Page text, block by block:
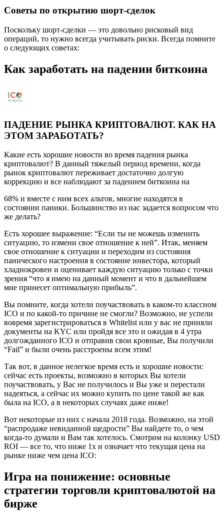
Советы по открытию шорт-сделок
Поскольку шорт-сделки — это довольно рисковый вид
операций, то нужно всегда учитывать риски. Всегда помните
о следующих советах:
Как заработать на падении биткоина
ПАДЕНИЕ РЫНКА КРИПТОВАЛЮТ. КАК НА
ЭТОМ ЗАРАБОТАТЬ?
Какие есть хорошие новости во время падения рынка
криптовалют? В данный тяжелый период времени, когда
рынок криптовалют переживает достаточно долгую
коррекцию и все наблюдают за падением биткоина на
68% и вместе с ним всех альтов, многие находятся в
состоянии паники. Большинство из нас задается вопросом что
же делать?
Есть хорошее выражение: “Если ты не можешь изменить
ситуацию, то измени свое отношение к ней”. Итак, меняем
свое отношение к ситуации и переходим из состояния
панического настроения в состояние инвестора, который
хладнокровен и оценивает каждую ситуацию только с точки
зрения “что я имею на данный момент и что в дальнейшем
мне принесет оптимальную прибыль”.
Вы помните, когда хотели поучаствовать в каком-то классном
ICO и по какой-то причине не смогли? Возможно, не успели
вовремя зарегистрироваться в Whitelist или у вас не приняли
документы на KYC или пройдя все это и ожидая в 4 утра
долгожданного ICO и отправив свои кровные, Вы получили
“Fail” и были очень расстроены всем этим!
Так вот, в данное нелегкое время есть и хорошие новости:
сейчас есть проекты, возможно в которых Вы хотели
поучаствовать, у Вас не получилось и Вы уже и перестали
надеяться, а сейчас их можно купить по цене такой же как
была на ICO, а в некоторых случаях даже ниже!
Вот некоторые из них с начала 2018 года. Возможно, на этой
“распродаже невиданной щедрости” Вы найдете то, о чем
когда-то думали и Вам так хотелось. Смотрим на колонку USD
ROI — все то, что ниже 1x и означает что текущая цена на
рынке ниже чем цена ICO:
Игра на понижение: основные
стратегии торговли криптовалютой на
бирже